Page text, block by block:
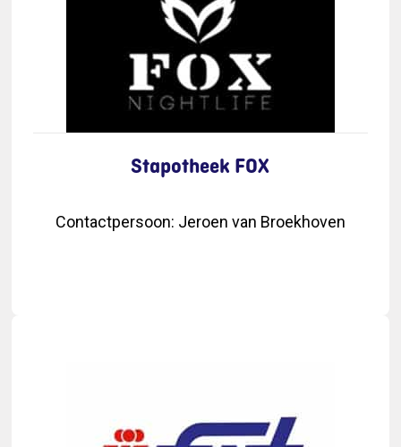
Stapotheek FOX
Contactpersoon: Jeroen van Broekhoven